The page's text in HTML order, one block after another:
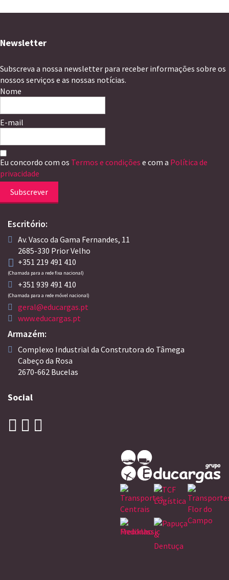
Newsletter
Subscreva a nossa newsletter para receber informações sobre os
nossos serviços e as nossas notícias.
Nome
E-mail
Eu concordo com os Termos e condições e com a Política de
privacidade
Subscrever
Escritório:
Av. Vasco da Gama Fernandes, 11
2685-330 Prior Velho
+351 219 491 410
(Chamada para a rede fixa nacional)
+351 939 491 410
(Chamada para a rede móvel nacional)
geral@educargas.pt
www.educargas.pt
Armazém:
Complexo Industrial da Construtora do Tâmega
Cabeço da Rosa
2670-662 Bucelas
Social